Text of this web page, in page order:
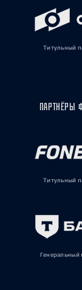
Титульный
ПАРТНЁРЫ
Титульный
Генеральный